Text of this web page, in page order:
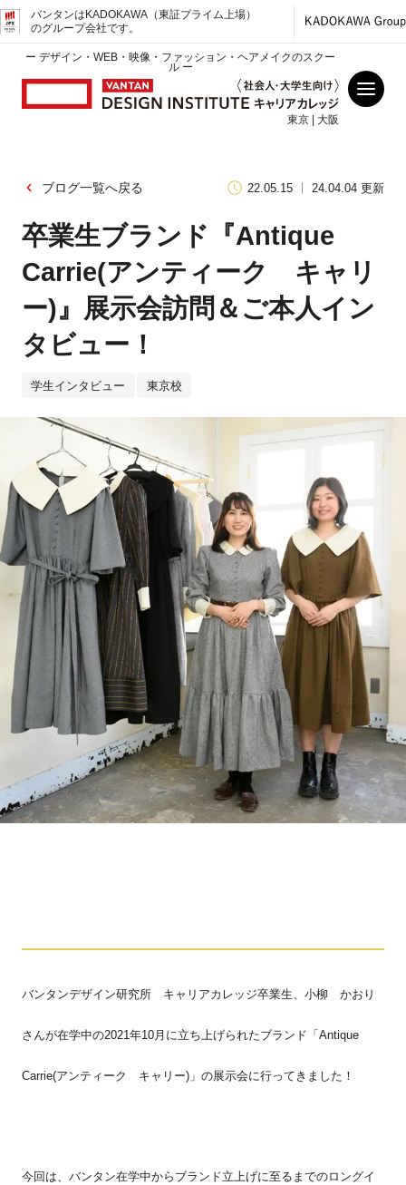
バンタンはKADOKAWA（東証プライム上場）
のグループ会社です。
ー デザイン・WEB・映像・ファッション・ヘアメイクのスクー
ル ー
東京 | 大阪
ブログ一覧へ戻る 22.05.15 24.04.04 更新
卒業生ブランド『Antique
Carrie(アンティーク キャリ
ー)』展示会訪問＆ご本人イン
タビュー！
学生インタビュー 東京校
バンタンデザイン研究所 キャリアカレッジ卒業生、小柳 かおり
さんが在学中の2021年10月に立ち上げられたブランド「 Antique
Carrie(アンティーク キャリー)」の展示会に行ってきました！
今回は、バンタン在学中からブランド立上げに至るまでのロングイ